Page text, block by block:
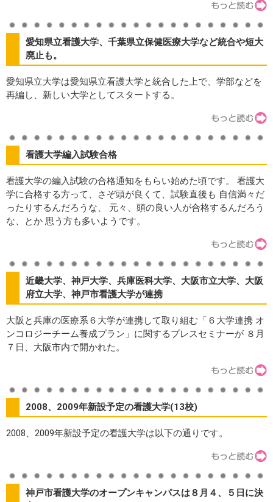
愛知県立看護大学、千葉県立保健医療大学など統合や短大
廃止も。
愛知県立大学は愛知県立看護大学と統合した上で、学部などを
再編し、新しい大学としてスタートする。
看護大学編入試験合格
看護大学の編入試験の合格通知をもらい始めた頃です。 看護大
学に合格する方って、さぞ頭が良くて、試験直後も 自信満々だ
ったりするんだろうな、 元々、頭の良い人が合格するんだろう
な、とか 思う方も多いようです。
近畿大学、神戸大学、兵庫医科大学、大阪市立大学、大阪
府立大学、神戸市看護大学が連携
大阪と兵庫の医療系６大学が連携して取り組む「６大学連携 オ
ンコロジーチーム養成プラン」に関するプレスセミナーが ８月
７日、大阪市内で開かれた。
2008、2009年新設予定の看護大学(13校)
2008、2009年新設予定の看護大学は以下の通りです。
神戸市看護大学のオープンキャンパスは８月４、５日に決